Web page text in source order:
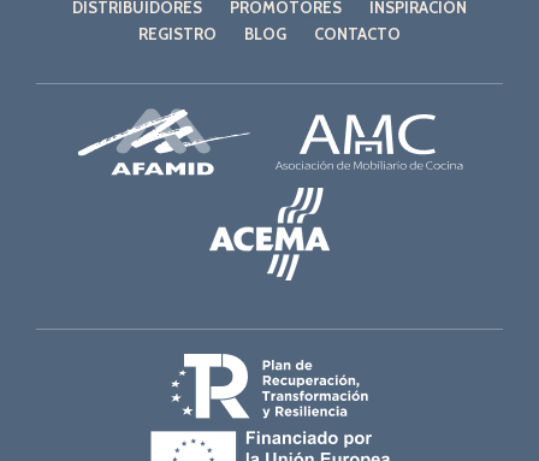
DISTRIBUIDORES
PROMOTORES
INSPIRACIÓN
REGISTRO
BLOG CONTACTO